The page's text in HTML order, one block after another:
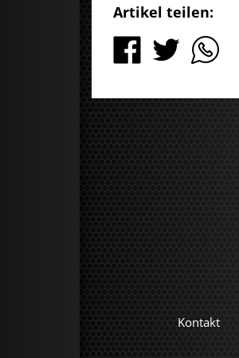
Artikel teilen:
Kontakt